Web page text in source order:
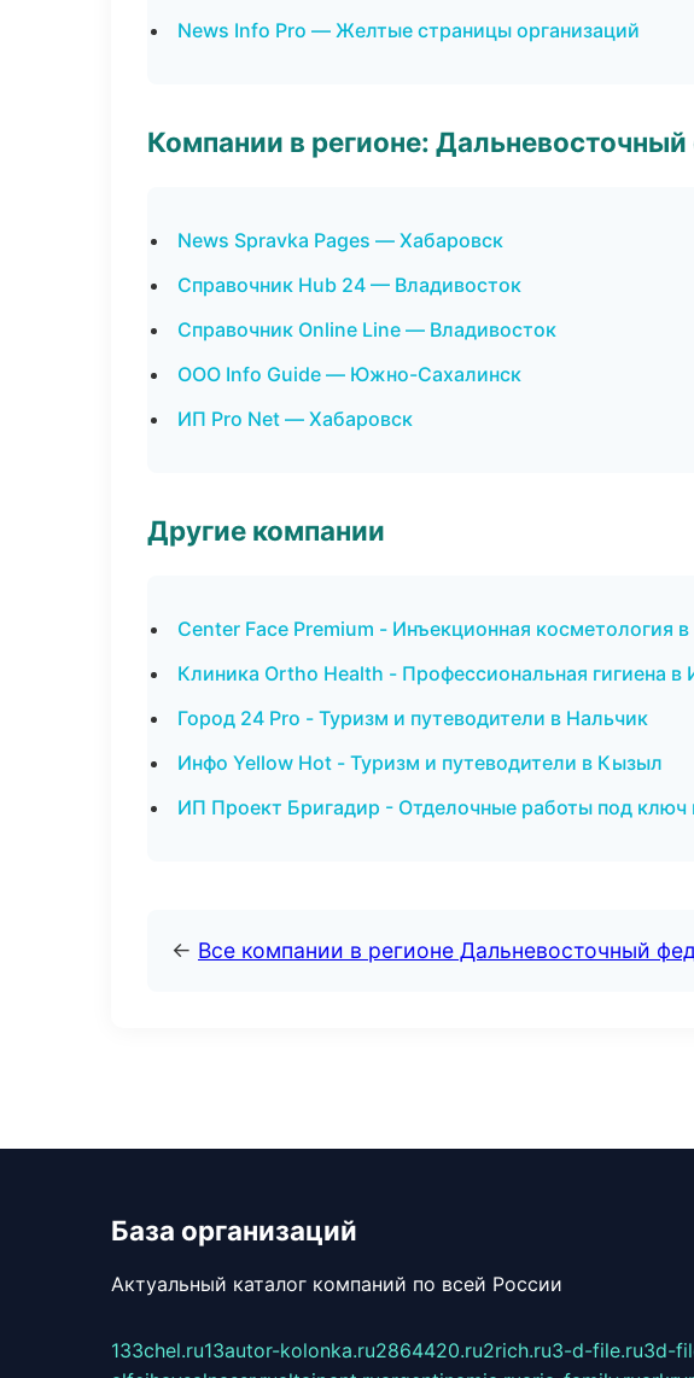
News Info Pro — Желтые страницы организаций
Компании в регионе:
News Spravka Pages — Хабаровск
Справочник Hub 24 — Владивосток
Справочник Online Line — Владивосток
ООО Info Guide — Южно-Сахалинск
ИП Pro Net — Хабаровск
Другие компании
Center Face Premium - Инъекционная косметология
Клиника Ortho Health - Профессиональная гигиена в
Город 24 Pro - Туризм и путеводители в Нальчик
Инфо Yellow Hot - Туризм и путеводители в Кызыл
ИП Проект Бригадир - Отделочные работы под ключ
← Все компании в регионе Дальневосточный
База организаций
Актуальный каталог компаний по всей России
133chel.ru13autor-kolonka.ru2864420.ru2rich.ru3-d-file.ru3d-